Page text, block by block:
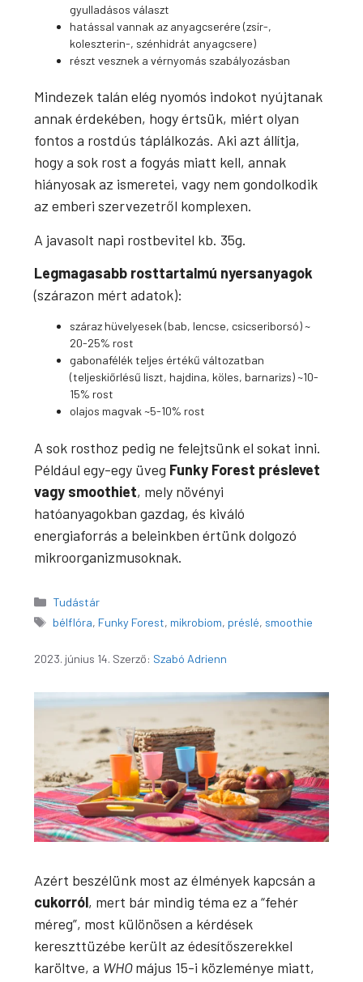
gyulladásos választ
hatással vannak az anyagcserére (zsír-,
koleszterin-, szénhidrát anyagcsere)
részt vesznek a vérnyomás szabályozásban
Mindezek talán elég nyomós indokot nyújtanak
annak érdekében, hogy értsük, miért olyan
fontos a rostdús táplálkozás. Aki azt állítja,
hogy a sok rost a fogyás miatt kell, annak
hiányosak az ismeretei, vagy nem gondolkodik
az emberi szervezetről komplexen.
A javasolt napi rostbevitel kb. 35g.
Legmagasabb rosttartalmú nyersanyagok
(szárazon mért adatok):
száraz hüvelyesek (bab, lencse, csicseriborsó) ~
20-25% rost
gabonafélék teljes értékű változatban
(teljeskiőrlésű liszt, hajdina, köles, barnarizs) ~10-
15% rost
olajos magvak ~5-10% rost
A sok rosthoz pedig ne felejtsünk el sokat inni.
Például egy-egy üveg Funky Forest préslevet
vagy smoothiet, mely növényi
hatóanyagokban gazdag, és kiváló
energiaforrás a beleinkben értünk dolgozó
mikroorganizmusoknak.
Kategória
Tudástár
Címkék
bélflóra, Funky Forest, mikrobiom, préslé, smoothie
2023. június 14. Szerző: Szabó Adrienn
Azért beszélünk most az élmények kapcsán a
cukorról, mert bár mindig téma ez a “fehér
méreg”, most különösen a kérdések
kereszttüzébe került az édesítőszerekkel
karöltve, a WHOmájus 15-i közleménye miatt,